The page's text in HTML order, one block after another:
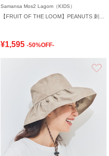
Samansa Mos2 Lagom（KIDS）
¥1,595 -50%OFF-